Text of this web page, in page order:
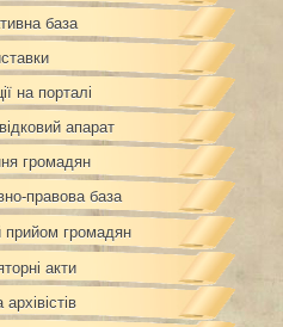
база
на порталі
апарат
громадян
правова база
прийом громадян
акти